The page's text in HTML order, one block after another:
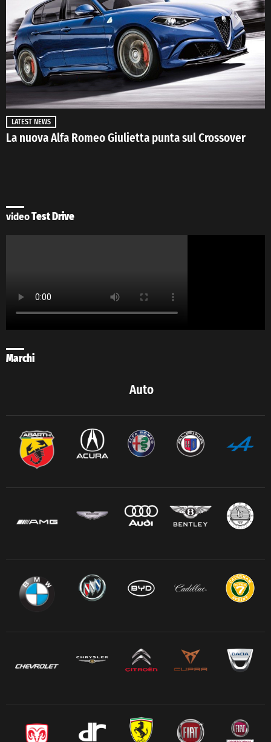
LATEST NEWS
La nuova Alfa Romeo Giulietta punta sul Crossover
videoTest Drive
Marchi
Auto